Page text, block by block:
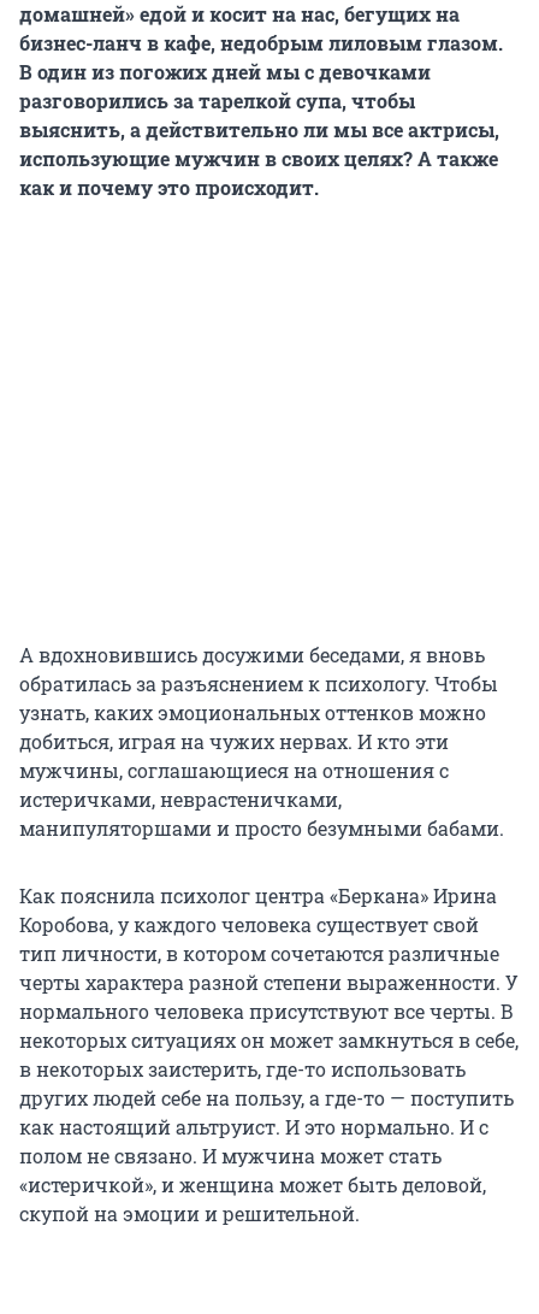
домашней» едой и косит на нас, бегущих на
бизнес-ланч в кафе, недобрым лиловым глазом.
В один из погожих дней мы с девочками
разговорились за тарелкой супа, чтобы
выяснить, а действительно ли мы все актрисы,
использующие мужчин в своих целях? А также
как и почему это происходит.
А вдохновившись досужими беседами, я вновь
обратилась за разъяснением к психологу. Чтобы
узнать, каких эмоциональных оттенков можно
добиться, играя на чужих нервах. И кто эти
мужчины, соглашающиеся на отношения с
истеричками, неврастеничками,
манипуляторшами и просто безумными бабами.
Как пояснила психолог центра «Беркана» Ирина
Коробова, у каждого человека существует свой
тип личности, в котором сочетаются различные
черты характера разной степени выраженности. У
нормального человека присутствуют все черты. В
некоторых ситуациях он может замкнуться в себе,
в некоторых заистерить, где-то использовать
других людей себе на пользу, а где-то — поступить
как настоящий альтруист. И это нормально. И с
полом не связано. И мужчина может стать
«истеричкой», и женщина может быть деловой,
скупой на эмоции и решительной.